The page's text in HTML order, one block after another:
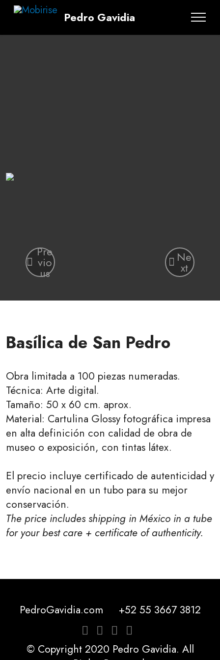
Pedro Gavidia
Pre
vio
us
Ne
xt
Basílica de San Pedro
Obra limitada a 100 piezas numeradas.
Técnica: Arte digital.
Tamaño: 50 x 60 cm. aprox.
Material: Cartulina Glossy fotográfica impresa
en alta definición con calidad de obra de
museo o exposición, con tintas látex.
El precio incluye certificado de autenticidad y
envío nacional en un tubo para su mejor
conservación.
The price includes shipping in México in a tube
for your best care + certificate of authenticity.
PedroGavidia.com +52 55 3667 3812
© Copyright 2020 Pedro Gavidia. All